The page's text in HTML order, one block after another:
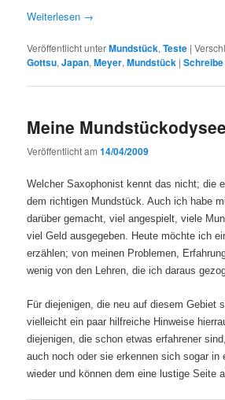
Weiterlesen →
Veröffentlicht unterMundstück,Teste |
Gottsu,Japan,Meyer,Mundstück |
Meine Mundstückodysee
Veröffentlicht am14/04/2009
Welcher Saxophonist kennt das nicht; die
dem richtigen Mundstück. Auch ich habe
darüber gemacht, viel angespielt, viele
viel Geld ausgegeben. Heute möchte ich
erzählen; von meinen Problemen,
wenig von den Lehren, die ich daraus
Für diejenigen, die neu auf diesem Gebiet
vielleicht ein paar hilfreiche Hinweise
diejenigen, die schon etwas erfahrener
auch noch oder sie erkennen sich sogar in
wieder und können dem eine lustige Seite